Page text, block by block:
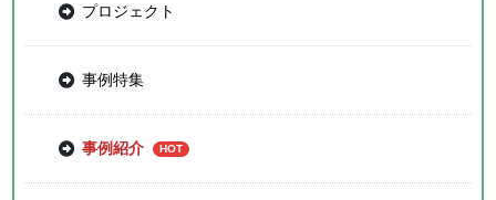
プロジェクト
事例特集
事例紹介